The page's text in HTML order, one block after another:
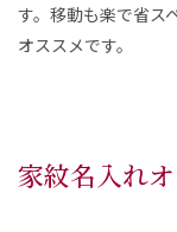
す。移動も楽で省ス
オススメです。
家紋名入れ